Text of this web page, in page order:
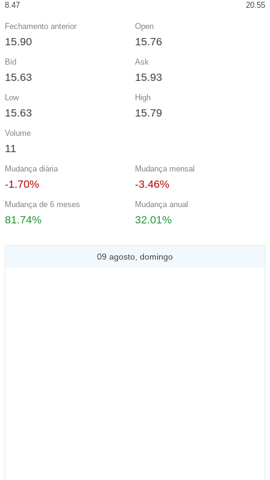
8.47 20.55
Fechamento anterior
15.90
Open
15.76
Bid
15.63
Ask
15.93
Low
15.63
High
15.79
Volume
11
Mudança diária
-1.70%
Mudança mensal
-3.46%
Mudança de 6 meses
81.74%
Mudança anual
32.01%
09 agosto, domingo